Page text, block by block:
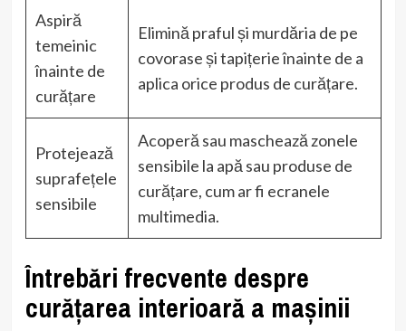
Aspiră
temeinic
înainte de
curățare
Elimină praful și murdăria de pe
covorase și tapițerie înainte de a
aplica orice produs de curățare.
Protejează
suprafețele
sensibile
Acoperă sau maschează zonele
sensibile la apă sau produse de
curățare, cum ar fi ecranele
multimedia.
Întrebări frecvente despre
curățarea interioară a mașinii